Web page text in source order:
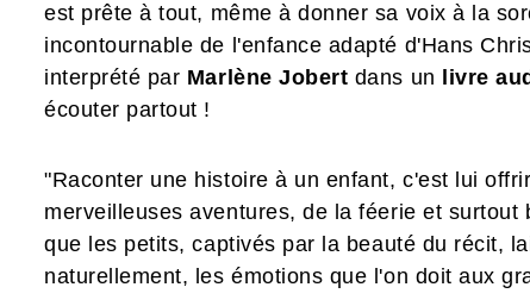
est prête à tout, même à donner sa voix à la
incontournable de l'enfance adapté d'Hans
interprété par Marlène Jobert dans un livre
écouter partout !
"Raconter une histoire à un enfant, c'est lui
merveilleuses aventures, de la féerie et surtout
que les petits, captivés par la beauté du récit,
naturellement, les émotions que l'on doit aux